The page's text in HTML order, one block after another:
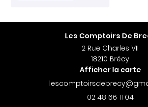
Les Comptoirs De
2 Rue Charles VII
18210 Brécy
Afficher la carte
02 48 66 11 04